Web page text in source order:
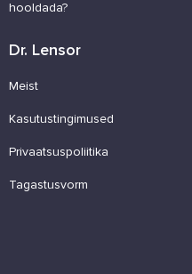
hooldada?
Dr. Lensor
Meist
Kasutustingimused
Privaatsuspoliitika
Tagastusvorm